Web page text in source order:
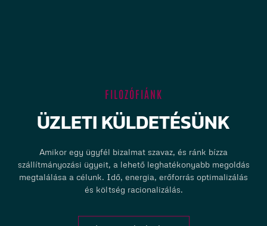
FILOZÓFIÁNK
ÜZLETI KÜLDETÉSÜNK
Amikor egy ügyfél bizalmat szavaz, és ránk bízza
szállítmányozási ügyeit, a lehető leghatékonyabb megoldás
megtalálása a célunk. Idő, energia, erőforrás optimalizálás
és költség racionalizálás.